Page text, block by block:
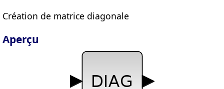
Création de matrice diagonale
Aperçu